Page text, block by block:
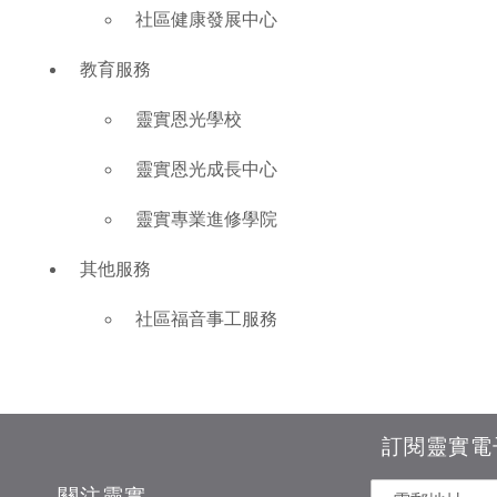
社區健康發展中心
教育服務
靈實恩光學校
靈實恩光成長中心
靈實專業進修學院
其他服務
社區福音事工服務
訂閱靈實電